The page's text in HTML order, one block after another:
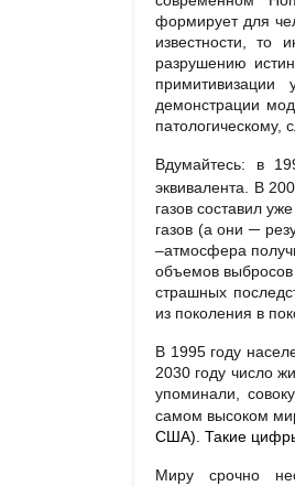
формирует для
известности, то
разрушению
примитивизации
демонстрации
патологическому,
Вдумайтесь: в
эквивалента. В
газов составил
газов (а они ─
–атмосфера
объемов выбросов
страшных
из поколения в
В 1995 году
2030 году число
упоминали,
самом высоком
США). Такие
Миру срочно